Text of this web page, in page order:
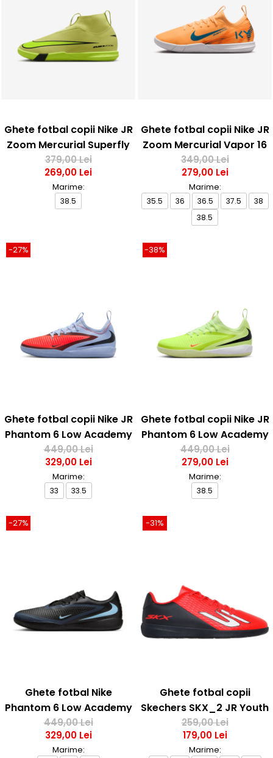
Ghete fotbal copii Nike JR
Zoom Mercurial Superfly
10 Academy IC
379,00 Lei
269,00 Lei
Marime:
38.5
Ghete fotbal copii Nike JR
Zoom Mercurial Vapor 16
Academy IC Kylian
Mbappé
349,00 Lei
279,00 Lei
Marime:
35.5 36 36.5 37.5
38
38.5
-27%
Ghete fotbal copii Nike JR
Phantom 6 Low Academy
IC
449,00 Lei
329,00 Lei
Marime:
33 33.5
-38%
Ghete fotbal copii Nike JR
Phantom 6 Low Academy
IC
449,00 Lei
279,00 Lei
Marime:
38.5
-27%
Ghete fotbal Nike
Phantom 6 Low Academy
IC
449,00 Lei
329,00 Lei
Marime:
-31%
Ghete fotbal copii
Skechers SKX_2 JR Youth
IC
259,00 Lei
179,00 Lei
Marime: